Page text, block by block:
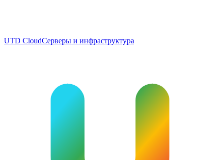
UTD CloudСерверы и инфраструктура